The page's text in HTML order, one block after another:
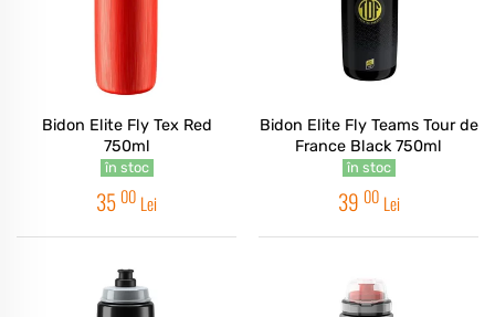
Bidon Elite Fly Tex Red
750ml
în stoc
35 00 Lei
Bidon Elite Fly Teams Tour de
France Black 750ml
în stoc
39 00 Lei